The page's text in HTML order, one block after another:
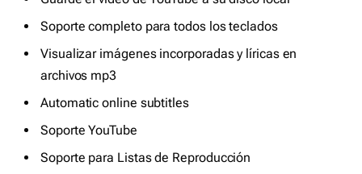
Soporte completo para todos los teclados
Visualizar imágenes incorporadas y líricas en
archivos mp3
Automatic online subtitles
Soporte YouTube
Soporte para Listas de Reproducción